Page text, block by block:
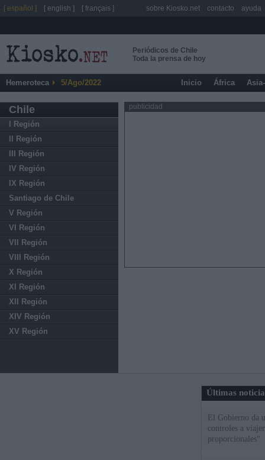
Periódicos de Chile
Toda la prensa de hoy
Hemeroteca 5/Ago/2022 Inicio África
Chile
I Región
II Región
III Región
IV Región
IX Región
Santiago de Chile
V Región
VI Región
VII Región
VIII Región
X Región
XI Región
XII Región
XIV Región
XV Región
publicidad
Últimas
El Gobierno da
controles a
proporcionales"
[ español ] [ english ] [ français ] sobre Kiosko.net contacto ayuda